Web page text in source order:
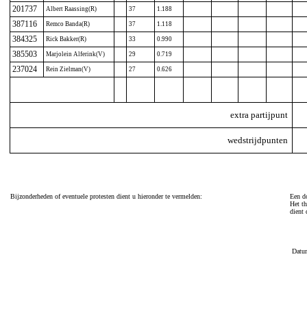
201737 Albert Raassing(R) 37 1.188
387116 Remco Banda(R) 37 1.118
384325 Rick Bakker(R) 33 0.990
385503 Marjolein Alferink(V) 29 0.719
237024 Rein Zielman(V) 27 0.626
extra partijpunt
wedstrijdpunten
Bijzonderheden of eventuele protesten dient u hieronder te vermelden:
Een
Het
dient